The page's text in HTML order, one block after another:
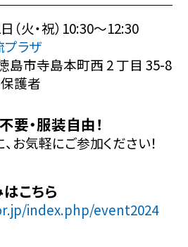
（火・祝）10:30～12:30
ラザ
市寺島本町西 2 丁目 35-8
保護者
要・服装自由！
お気軽にご参加ください！
こちら
index.php/event2024